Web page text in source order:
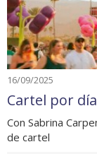
16/09/2025
Cartel por
Con Sabrina
de cartel